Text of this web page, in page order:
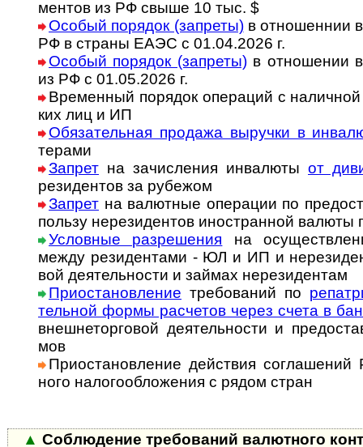
ментов из РФ свыше 10 тыс. $
Особый порядок (запреты)в отношеннии
РФ в страны ЕАЭС с 01.04.2026 г.
Особый порядок (запреты)в отношении
из РФ с 01.05.2026 г.
Временный порядок опера­ций с
ких лиц и ИП
Обя­за­те­ль­ная про­дажа выру­чки в
терами
Запрет на зачисления инвалюты от
резидентов за рубежом
Запрет на валютные операции по
пользу не­ре­зи­ден­тов ино­стран­ной ва­люты
Условные разрешения на
между рези­ден­тами - ЮЛ и ИП и
вой дея­тель­но­сти и зай­мах нере­зи­дентам
Приостановление требований по
тель­ной формы рас­че­тов че­рез сче­та в
вне­ш­не­тор­го­вой дея­тель­но­сти и
мов
Приостановление действия
ного нало­го­об­ло­же­ния с рядом стран
▲ Соблюдение требований валютного